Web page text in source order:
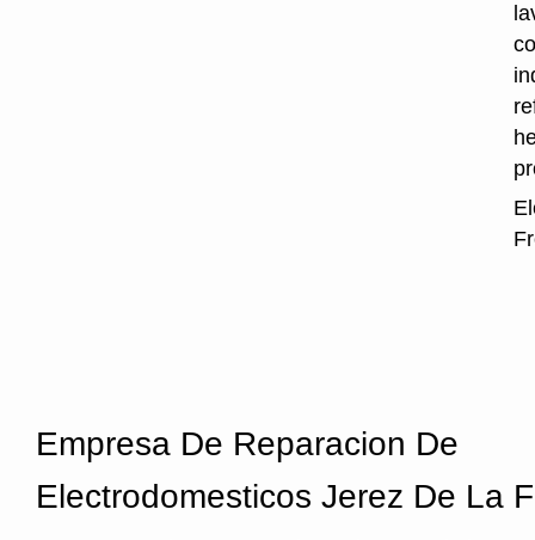
Empresa De Reparacion De
Electrodomesticos Jerez De La